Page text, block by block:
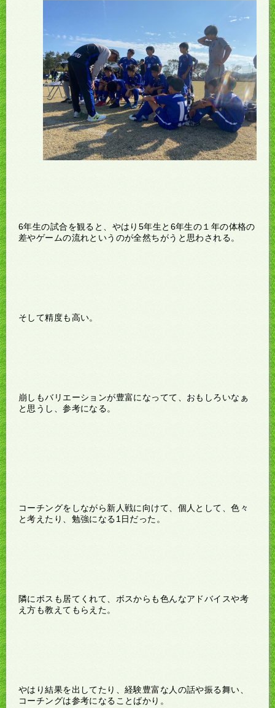
6年生の試合を観ると、やはり5年生と6年生の１年の体格の
差やゲームの流れというのが全然ちがうと思わされる。
そして精度も高い。
崩しもバリエーションが豊富になってて、おもしろいなぁ
と思うし、参考になる。
コーチングをしながら新人戦に向けて、個人として、色々
と考えたり、勉強になる1日だった。
隣にボスも居てくれて、ボスからも色んなアドバイスや考
え方も教えてもらえた。
やはり結果を出してたり、経験豊富な人の話や振る舞い、
コーチングは参考になることばかり。